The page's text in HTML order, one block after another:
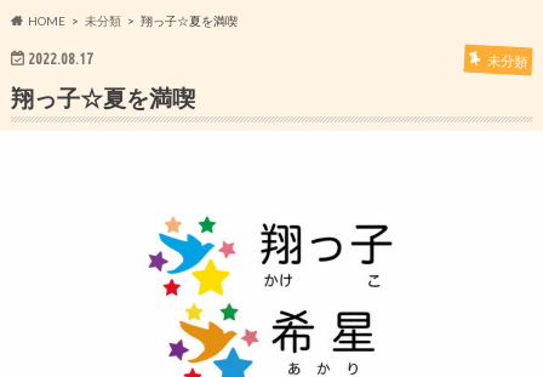
HOME 未分類 翔っ子☆夏を満喫
2022.08.17 未分類
翔っ子☆夏を満喫